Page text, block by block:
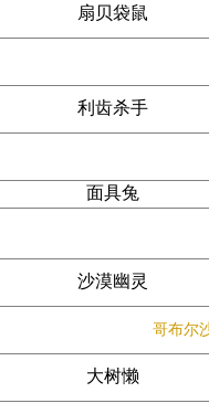
扇贝袋鼠
利齿杀手
面具兔
沙漠幽灵
哥布尔
大树懒